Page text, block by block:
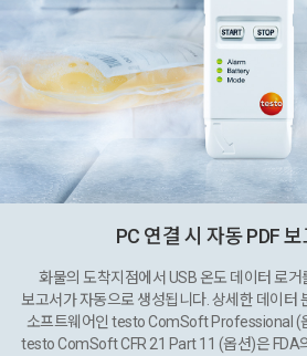
PC 연결 시 자동 PDF
화물의 도착지점에서 USB 온도 데이터 로거
보고서가 자동으로 생성됩니다. 상세한 데이터
소프트웨어인 testo ComSoft Professional (
testo ComSoft CFR 21 Part 11 (옵션)은 FDA